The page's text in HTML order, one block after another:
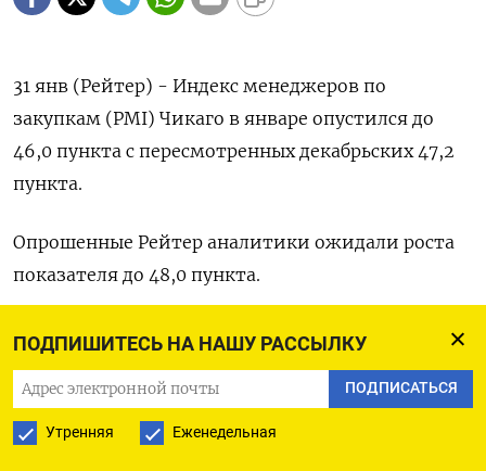
ПОДПИШИТЕСЬ НА НАШУ РАССЫЛКУ
ПОДПИСАТЬСЯ
Утренняя Еженедельная
31 янв (Рейтер) - Индекс менеджеров по
закупкам (PMI) Чикаго в январе опустился до
46,0 пункта c пересмотренных декабрьских 47,2
пункта.
Опрошенные Рейтер аналитики ожидали роста
показателя до 48,0 пункта.
Первоначальное значение индекса за декабрь
составляло 46,9. (Бюро Рейтер в Гданьске)